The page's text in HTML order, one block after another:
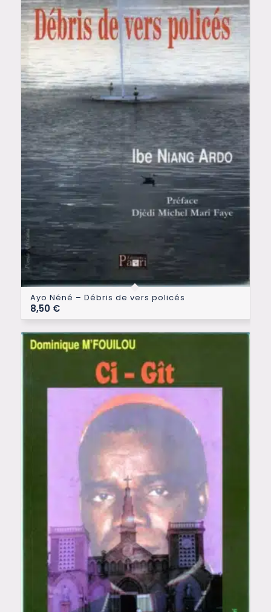
Ayo Néné – Débris de vers policés
8,50 €